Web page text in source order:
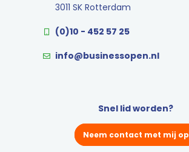
3011 SK Rotterdam
(0)10 - 452 57 25
info@businessopen.nl
Snel lid worden?
Neem contact met mij op